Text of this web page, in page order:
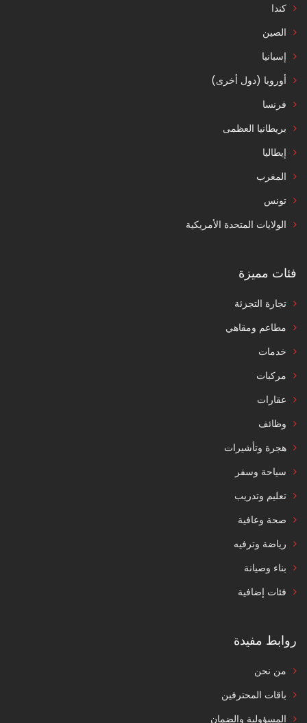
كندا
الصين
إسبانيا
أوروبا (دول أخرى)
فرنسا
بريطانيا العظمى
إيطاليا
المغرب
تونس
الولايات المتحدة الأمريكية
فئات مميزة
تجارة التجزئة
مطاعم ومقاهي
خدمات
مركبات
عقارات
وظائف
هجرة وتأشيرات
سياحة وسفر
تعليم وتدريب
صحة وعافية
رياضة وترفيه
بناء وصيانة
فئات إضافية
روابط مفيدة
من نحن
باقات المحترفين
المسؤولية والضمان